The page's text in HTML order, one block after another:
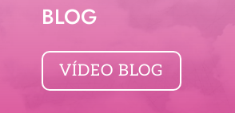
BLOG
VÍDEO BLOG